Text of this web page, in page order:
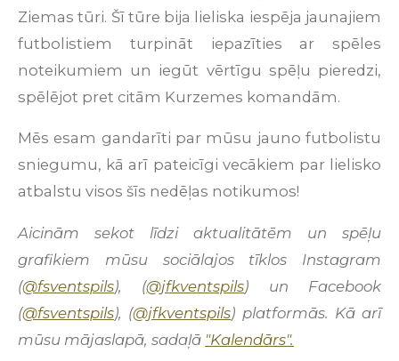
Ziemas tūri. Šī tūre bija lieliska iespēja jaunajiem
futbolistiem turpināt iepazīties ar spēles
noteikumiem un iegūt vērtīgu spēļu pieredzi,
spēlējot pret citām Kurzemes komandām.
Mēs esam gandarīti par mūsu jauno futbolistu
sniegumu, kā arī pateicīgi vecākiem par lielisko
atbalstu visos šīs nedēļas notikumos!
Aicinām sekot līdzi aktualitātēm un spēļu
grafikiem mūsu sociālajos tīklos Instagram
(@fsventspils), (@jfkventspils) un Facebook
(@fsventspils), (@jfkventspils) platformās. Kā arī
mūsu mājaslapā, sadaļā "Kalendārs".